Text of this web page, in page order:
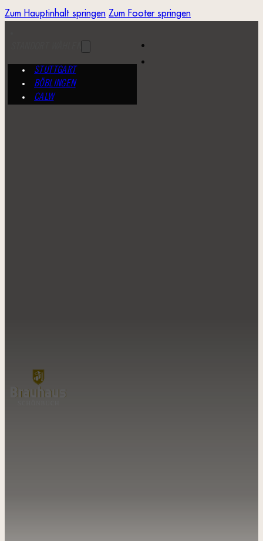
Zum Hauptinhalt springen Zum Footer springen
STUTTGART
BÖBLINGEN
CALW